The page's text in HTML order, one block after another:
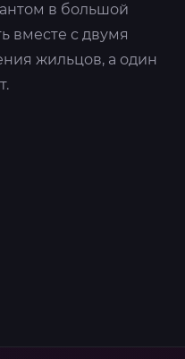
в большой
вместе с двумя
жильцов, а один